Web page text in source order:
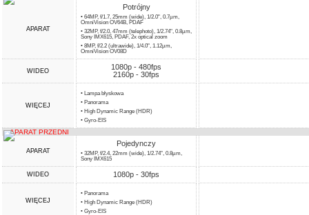
APARAT
Potrójny
• 64MP, f/1.7, 25mm (wide), 1/2.0", 0.7µm,
OmniVision OV64B, PDAF
• 32MP, f/2.0, 47mm (telephoto), 1/2.74", 0.8µm,
Sony IMX615, PDAF, 2x optical zoom
• 8MP, f/2.2 (ultrawide), 1/4.0", 1.12µm,
OmniVision OV08D
WIDEO
1080p - 480fps
2160p - 30fps
WIĘCEJ
• Lampa błyskowa
• Panorama
• High Dynamic Range (HDR)
• Gyro-EIS
APARAT PRZEDNI
APARAT
Pojedynczy
• 32MP, f/2.4, 22mm (wide), 1/2.74", 0.8µm,
Sony IMX615
WIDEO 1080p - 30fps
WIĘCEJ
• Panorama
• High Dynamic Range (HDR)
• Gyro-EIS